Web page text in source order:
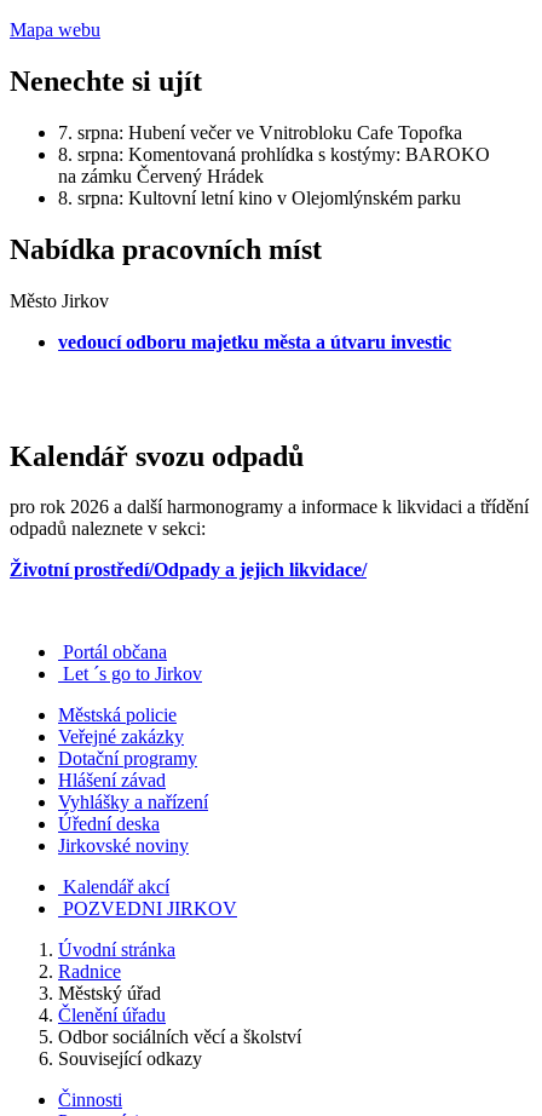
Mapa webu
Nenechte si ujít
7. srpna: Hubení večer ve Vnitrobloku Cafe Topofka
8. srpna: Komentovaná prohlídka s kostýmy: BAROKO
na zámku Červený Hrádek
8. srpna: Kultovní letní kino v Olejomlýnském parku
Nabídka pracovních míst
Město Jirkov
vedoucí odboru majetku města a útvaru investic
Kalendář svozu odpadů
pro rok 2026 a další harmonogramy a informace k likvidaci a třídění
odpadů naleznete v sekci:
Životní prostředí/Odpady a jejich likvidace/
Portál občana
Let ´s go to Jirkov
Městská policie
Veřejné zakázky
Dotační programy
Hlášení závad
Vyhlášky a nařízení
Úřední deska
Jirkovské noviny
Kalendář akcí
POZVEDNI JIRKOV
Úvodní stránka
Radnice
Městský úřad
Členění úřadu
Odbor sociálních věcí a školství
Související odkazy
Činnosti